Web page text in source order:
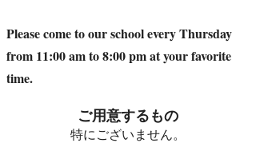
Please come to our school every Thursday
from 11:00 am to 8:00 pm at your favorite
time.
ご用意するもの
特にございません。